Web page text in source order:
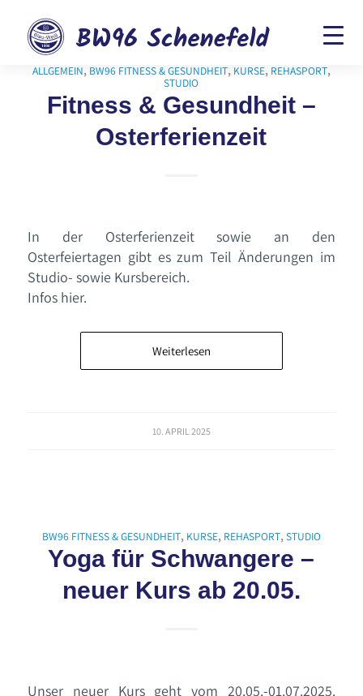
ALLGEMEIN, BW96 FITNESS & GESUNDHEIT, KURSE, REHASPORT,
STUDIO
Fitness & Gesundheit –
Osterferienzeit
In der Osterferienzeit sowie an den
Osterfeiertagen gibt es zum Teil Änderungen im
Studio- sowie Kursbereich.
Infos hier.
Weiterlesen
10. APRIL 2025
BW96 FITNESS & GESUNDHEIT, KURSE, REHASPORT,STUDIO
Yoga für Schwangere –
neuer Kurs ab 20.05.
Unser neuer Kurs geht vom 20.05.-01.07.2025.